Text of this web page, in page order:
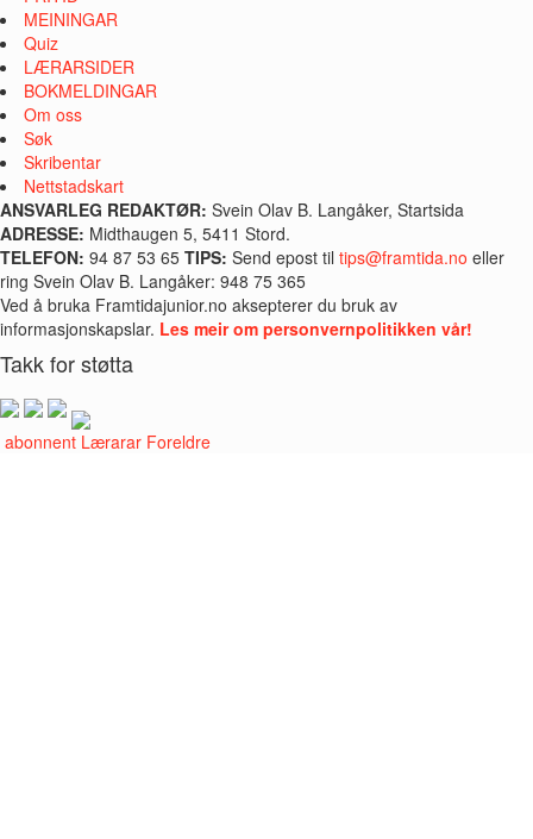
MEININGAR
Quiz
LÆRARSIDER
BOKMELDINGAR
Om oss
Søk
Skribentar
Nettstadskart
ANSVARLEG REDAKTØR: Svein Olav B. Langåker, Startsida
ADRESSE: Midthaugen 5, 5411 Stord.
TELEFON: 94 87 53 65 TIPS: Send epost til tips@framtida.no eller
ring Svein Olav B. Langåker: 948 75 365
Ved å bruka Framtidajunior.no aksepterer du bruk av
informasjonskapslar. Les meir om personvernpolitikken vår!
Takk for støtta
abonnent Lærarar Foreldre